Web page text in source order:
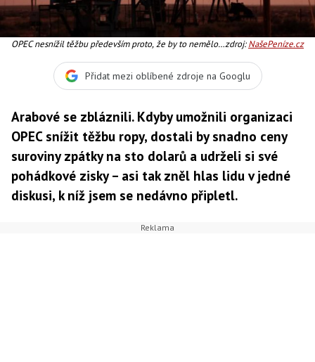
OPEC nesnížil těžbu především proto, že by to nemělo
podařilo cenu za barel poslat o něco výše, ale ve
středně a dlouhodobém výhledu by to naopak vedlo k
zdroj:NašePeníze.cz
Přidat mezi oblíbené zdroje na Googlu
Arabové se zbláznili. Kdyby umožnili organizaci
OPEC snížit těžbu ropy, dostali by snadno ceny
suroviny zpátky na sto dolarů a udrželi si své
pohádkové zisky – asi tak zněl hlas lidu v jedné
diskusi, k níž jsem se nedávno připletl.